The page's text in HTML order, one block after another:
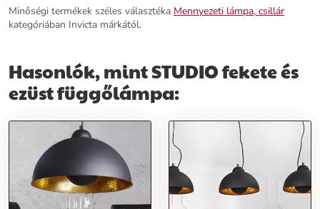
Előnyök:
külsőt kölcsönöz.
Egyedi megjelenés:Matt fekete bevonattal kiemelkedően egyedi és
stílusos.
Állítható magasság:Az állítható szárnak köszönhetően egyedileg
szabhatod a lámpa magasságát.
Rendeld meg most, és tedd otthonodat egyedülállóvá a STUDIO
fekete és ezüst függőlámpával!
További információk>>
Minőségi termékek széles választéka Mennyezeti lámpa, csillár
kategóriában Invicta márkától.
Hasonlók, mint STUDIO fekete és
ezüst függőlámpa: